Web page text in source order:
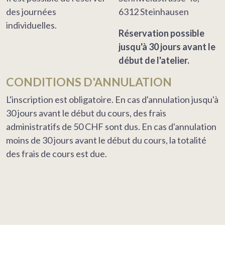
des journées
individuelles.
6312 Steinhausen
Réservation possible
jusqu'à 30 jours avant le
début de l'atelier.
CONDITIONS D'ANNULATION
L'inscription est obligatoire. En cas d'annulation jusqu'à
30 jours avant le début du cours, des frais
administratifs de 50 CHF sont dus. En cas d'annulation
moins de 30 jours avant le début du cours, la totalité
des frais de cours est due.